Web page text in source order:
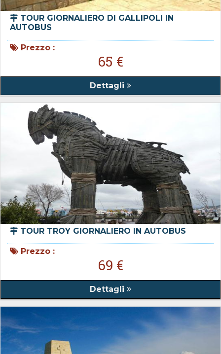
TOUR GIORNALIERO DI GALLIPOLI IN
AUTOBUS
Prezzo :
65 €
Dettagli
TOUR TROY GIORNALIERO IN AUTOBUS
Prezzo :
69 €
Dettagli